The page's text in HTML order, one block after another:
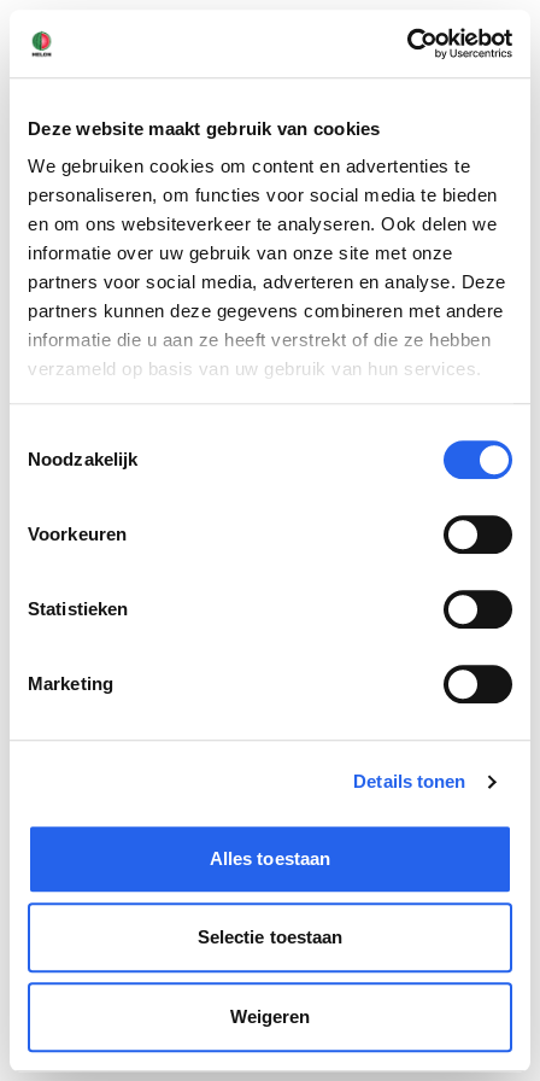
Deze website maakt gebruik van cookies
We gebruiken cookies om content en advertenties te
personaliseren, om functies voor social media te bieden
en om ons websiteverkeer te analyseren. Ook delen we
informatie over uw gebruik van onze site met onze
partners voor social media, adverteren en analyse. Deze
partners kunnen deze gegevens combineren met andere
informatie die u aan ze heeft verstrekt of die ze hebben
verzameld op basis van uw gebruik van hun services.
Noodzakelijk
Voorkeuren
Statistieken
Marketing
Details tonen
Alles toestaan
Selectie toestaan
Weigeren
© 2026 door melon.works
MELON
Over ons
Inloggen
Registreren
Contact
IK ZOEK WERK
Bijbanen
Wervingstarief berekenen